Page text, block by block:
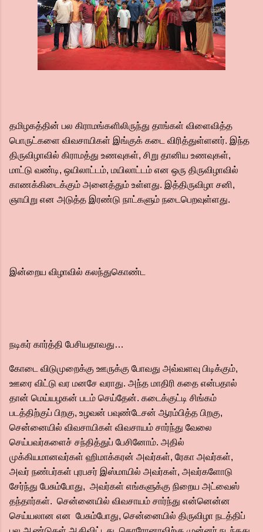
தமிழகத்தின் பல கிராமங்களிலிருந்து தாங்கள் விளைவித்த
பொருட்களை விவசாயிகள் இங்குக் கடை விரித்துள்ளனர். இந்த
திருவிழாவில் கிராமத்து உணவுகள், சிறு தானிய உணவுகள்,
மாட்டு வண்டி, ஒயிலாட்டம், மயிலாட்டம் என ஒரு திருவிழாவில்
காணக்கிடைக்கும் அனைத்தும் உள்ளது. இத்திருவிழா சனி,
ஞாயிறு என அடுத்த இரண்டு நாட்களும் நடைபெறவுள்ளது.
இன்றைய விழாவில் கலந்துகொண்ட
நடிகர் கார்த்தி பேசியதாவது…
கோடை விடுமுறைக்கு ஊருக்கு போவது அவ்வளவு பிடிக்கும்,
ஊரை விட்டு வர மனசே வராது. அந்த மாதிரி கதை என்பதால்
தான் மெய்யழகன் படம் செய்தேன். கடைக்குட்டி சிங்கம்
படத்திற்குப் பிறகு, உழவன் பவுண்டேசன் ஆரம்பித்த பிறகு,
சென்னையில் விவசாயிகள் விவசாயம் சார்ந்து வேலை
செய்பவர்களைச் சந்தித்துப் பேசினோம். அதில்
முக்கியமானவர்கள் ஹிமாக்கரன் அவர்கள், ரேகா அவர்கள்,
அவர் நண்பர்கள் புரபசர் இஸ்மாயில் அவர்கள், அவர்களோடு
சேர்ந்து பேசும்போது, அவர்கள் எங்களுக்கு நிறைய அட்வைஸ்
தந்தார்கள். சென்னையில் விவசாயம் சார்ந்து என்னென்ன
செய்யலான என பேசும்போது, சென்னையில் திருவிழா நடத்திப்